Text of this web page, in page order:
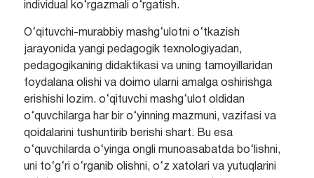
individual ko‘rgazmali o‘rgatish.
O‘qituvchi-murabbiy mashg‘ulotni o‘tkazish
jarayonida yangi pedagogik texnologiyadan,
pedagogikaning didaktikasi va uning tamoyillaridan
foydalana olishi va doimo ularni amalga oshirishga
erishishi lozim. o‘qituvchi mashg‘ulot oldidan
o‘quvchilarga har bir o‘yinning mazmuni, vazifasi va
qoidalarini tushuntirib berishi shart. Bu esa
o‘quvchilarda o‘yinga ongli munoasabatda bo‘lishni,
uni to‘g‘ri o‘rganib olishni, o‘z xatolari va yutuqlarini